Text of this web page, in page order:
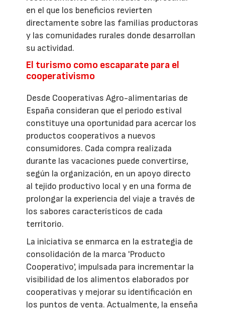
en el que los beneficios revierten
directamente sobre las familias productoras
y las comunidades rurales donde desarrollan
su actividad.
El turismo como escaparate para el
cooperativismo
Desde Cooperativas Agro-alimentarias de
España consideran que el periodo estival
constituye una oportunidad para acercar los
productos cooperativos a nuevos
consumidores. Cada compra realizada
durante las vacaciones puede convertirse,
según la organización, en un apoyo directo
al tejido productivo local y en una forma de
prolongar la experiencia del viaje a través de
los sabores característicos de cada
territorio.
La iniciativa se enmarca en la estrategia de
consolidación de la marca 'Producto
Cooperativo', impulsada para incrementar la
visibilidad de los alimentos elaborados por
cooperativas y mejorar su identificación en
los puntos de venta. Actualmente, la enseña